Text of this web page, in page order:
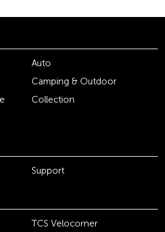
Auto
Camping & Outdoor
Collection
Support
TCS Velocorner